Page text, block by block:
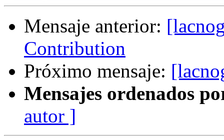
Mensaje anterior:
Contribution
Próximo mensaje:
Mensajes ordenados
autor ]